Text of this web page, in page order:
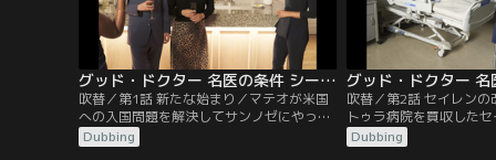
グッド・ドクター 名医の条件 シーズン5 第01話／吹替
吹替／第1話 新たな始まり／マテオが米国
への入国問題を解決してサンノゼにやって
来る。リムは戸惑うが2人は熱々だ。病院
ではモーガンが息切れや頭痛の症状を訴え
Dubbing
吹替／第2話 セイレン
トゥラ病院を買収した
キュア・ファミリー』
う。グラスマンはセイ
Dubbing